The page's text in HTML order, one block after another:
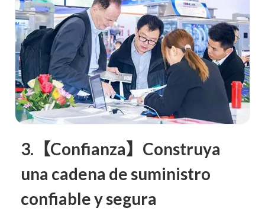
3.【Confianza】Construya
una cadena de suministro
confiable y segura